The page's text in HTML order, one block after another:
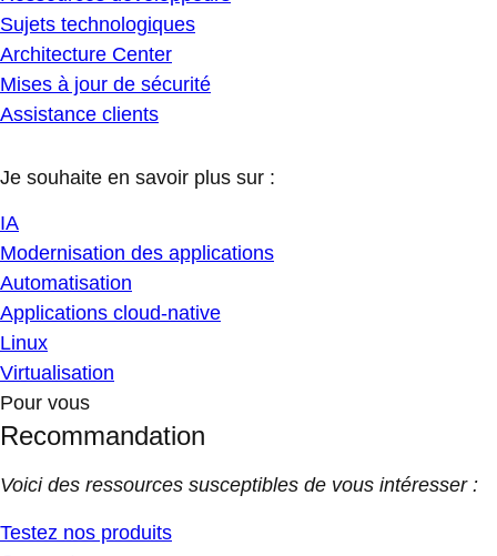
Sujets technologiques
Architecture Center
Mises à jour de sécurité
Assistance clients
Je souhaite en savoir plus sur :
IA
Modernisation des applications
Automatisation
Applications cloud-native
Linux
Virtualisation
Pour vous
Recommandation
Voici des ressources susceptibles de vous intéresser :
Testez nos produits